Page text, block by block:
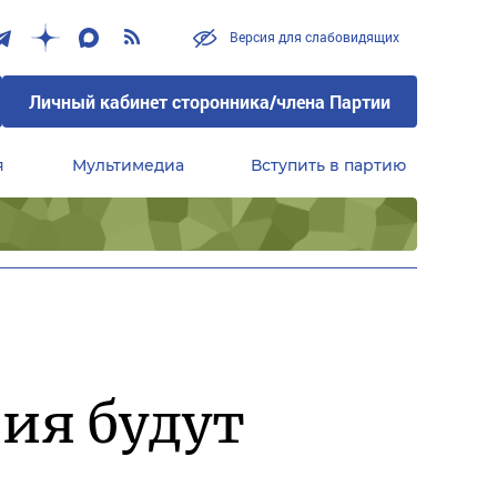
Версия для слабовидящих
Личный кабинет сторонника/члена Партии
Мультимедиа Вступить в партию
будут